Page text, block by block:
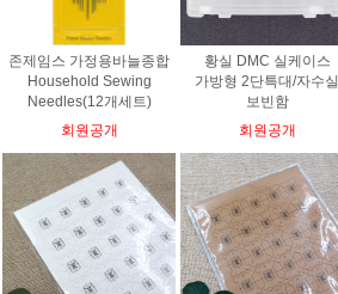
존제임스 가정용바늘종합
Household Sewing
Needles(12개세트)
회원공개
황실 DMC 실케이스
가방형 2단특대/자수실
보빈함
회원공개